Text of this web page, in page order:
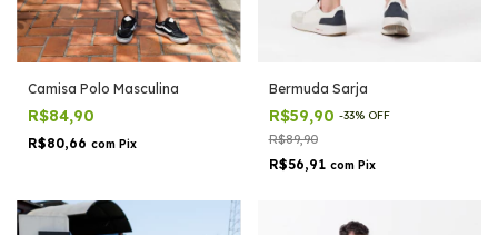
Camisa Polo Masculina
R$84,90
R$80,66 com Pix
Bermuda Sarja
R$59,90 -33% OFF
R$89,90
R$56,91 com Pix